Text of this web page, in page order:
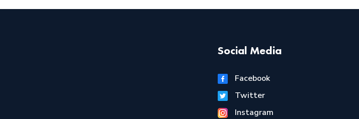
Social Media
Facebook
Twitter
Instagram